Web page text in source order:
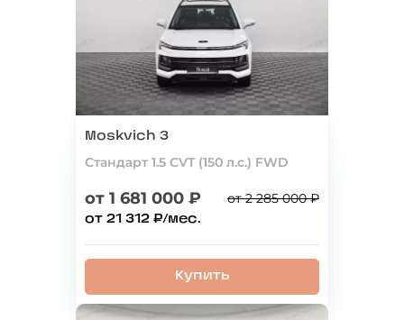
Moskvich 3
Стандарт 1.5 CVT (150 л.с.) FWD
от 1 681 000 ₽ от 2 285 000 ₽
от 21 312 ₽/мес.
Купить